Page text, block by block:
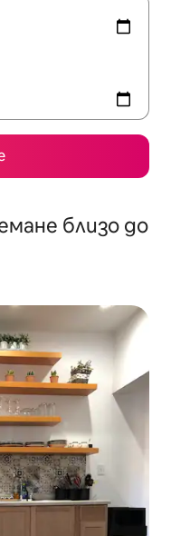
близо до